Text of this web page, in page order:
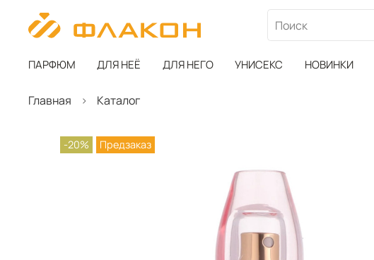
ПАРФЮМ ДЛЯ НЕЁ ДЛЯ НЕГО УНИСЕКС НОВИНКИ
Главная Каталог
-20% Предзаказ